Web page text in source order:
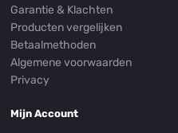
Garantie & Klachten
Producten vergelijken
Betaalmethoden
Algemene voorwaarden
Privacy
Mijn Account